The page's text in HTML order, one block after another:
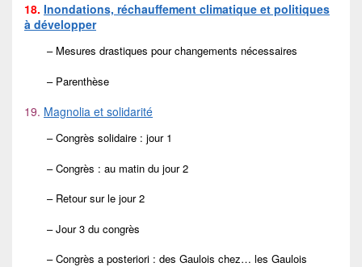
18. Inondations, réchauffement climatique et politiques
à développer
– Mesures drastiques pour changements nécessaires
– Parenthèse
19. Magnolia et solidarité
– Congrès solidaire : jour 1
– Congrès : au matin du jour 2
– Retour sur le jour 2
– Jour 3 du congrès
– Congrès a posteriori : des Gaulois chez… les Gaulois